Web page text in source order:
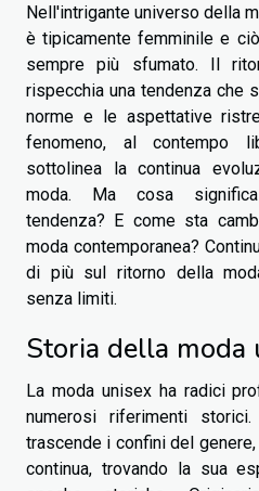
Nell'intrigante universo della
è tipicamente femminile e
sempre più sfumato. Il
rispecchia una tendenza che
norme e le aspettative
fenomeno, al contempo
sottolinea la continua
moda. Ma cosa
tendenza? E come sta
moda contemporanea?
di più sul ritorno della
senza limiti.
Storia della moda
La moda unisex ha radici
numerosi riferimenti
trascende i confini del
continua, trovando la sua